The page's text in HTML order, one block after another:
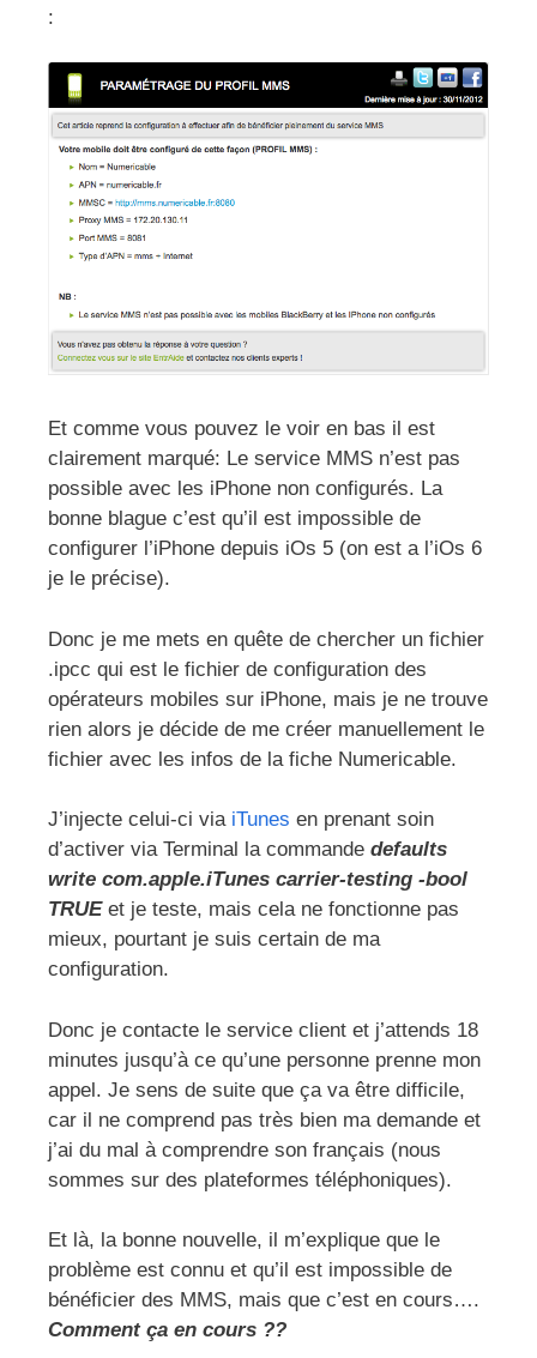
:
Et comme vous pouvez le voir en bas il est
clairement marqué: Le service MMS n’est pas
possible avec les iPhone non configurés. La
bonne blague c’est qu’il est impossible de
configurer l’iPhone depuis iOs 5 (on est a l’iOs 6
je le précise).
Donc je me mets en quête de chercher un fichier
.ipcc qui est le fichier de configuration des
opérateurs mobiles sur iPhone, mais je ne trouve
rien alors je décide de me créer manuellement le
fichier avec les infos de la fiche Numericable.
J’injecte celui-ci via iTunes en prenant soin
d’activer via Terminal la commande defaults
write com.apple.iTunes carrier-testing -bool
TRUE et je teste, mais cela ne fonctionne pas
mieux, pourtant je suis certain de ma
configuration.
Donc je contacte le service client et j’attends 18
minutes jusqu’à ce qu’une personne prenne mon
appel. Je sens de suite que ça va être difficile,
car il ne comprend pas très bien ma demande et
j’ai du mal à comprendre son français (nous
sommes sur des plateformes téléphoniques).
Et là, la bonne nouvelle, il m’explique que le
problème est connu et qu’il est impossible de
bénéficier des MMS, mais que c’est en cours….
Comment ça en cours ??